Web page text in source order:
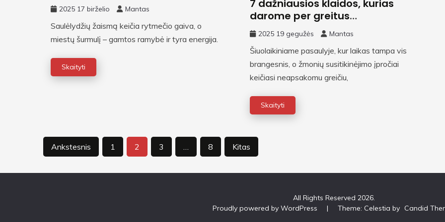
laisvalaikio tendencijos
2025 17 birželio Mantas
Saulėlydžių žaismą keičia rytmečio gaiva, o
miestų šurmulį – gamtos ramybė ir tyra energija.
Skaityti
7 dažniausios klaidos, kurias
darome per greitus
pasimatymus
2025 19 gegužės Mantas
Šiuolaikiniame pasaulyje, kur laikas tampa vis
brangesnis, o žmonių susitikinėjimo įpročiai
keičiasi neapsakomu greičiu,
Skaityti
Įrašų
Ankstesnis 1 2 3 8 Kitas
All Rights Reserved 2026.
Proudly powered by WordPress
| Theme: Celestia by Candid